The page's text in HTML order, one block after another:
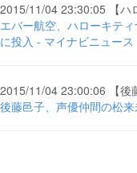
2015/11/04 23:30:05 【ハ
エバー航空、ハローキテ
に投入 - マイナビニュース
2015/11/04 23:00:06 【後
後藤邑子、声優仲間の松